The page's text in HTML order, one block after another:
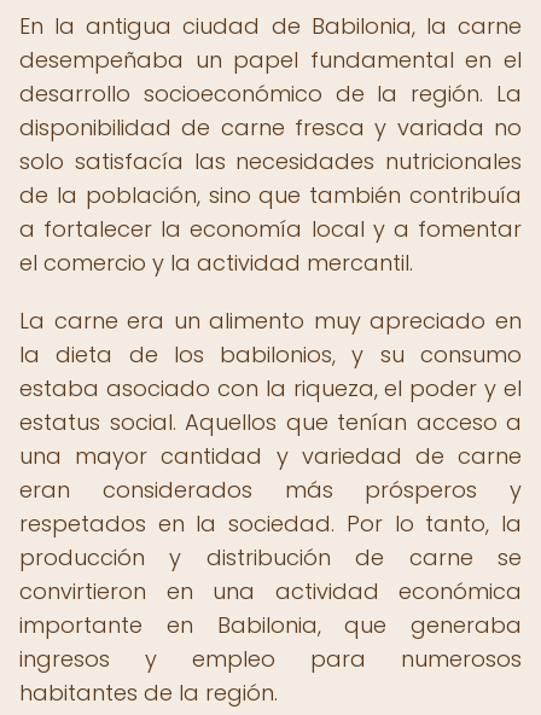
En la antigua ciudad de Babilonia, la carne
desempeñaba un papel fundamental en el
desarrollo socioeconómico de la región. La
disponibilidad de carne fresca y variada no
solo satisfacía las necesidades nutricionales
de la población, sino que también contribuía
a fortalecer la economía local y a fomentar
el comercio y la actividad mercantil.
La carne era un alimento muy apreciado en
la dieta de los babilonios, y su consumo
estaba asociado con la riqueza, el poder y el
estatus social. Aquellos que tenían acceso a
una mayor cantidad y variedad de carne
eran considerados más prósperos y
respetados en la sociedad. Por lo tanto, la
producción y distribución de carne se
convirtieron en una actividad económica
importante en Babilonia, que generaba
ingresos y empleo para numerosos
habitantes de la región.